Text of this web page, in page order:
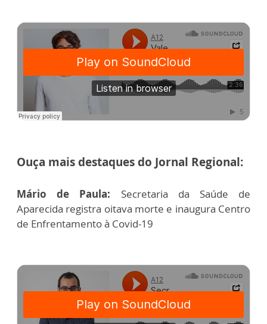
Ouça mais destaques do Jornal Regional:
Mário de Paula: Secretaria da Saúde de
Aparecida registra oitava morte e inaugura Centro
de Enfrentamento à Covid-19